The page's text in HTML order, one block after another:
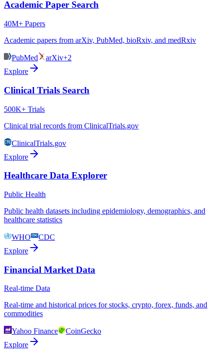
Academic Paper Search
40M+ Papers
Academic papers from arXiv, PubMed, bioRxiv, and medRxiv
PubMed arXiv+2
Explore
Clinical Trials Search
500K+ Trials
Clinical trial records from ClinicalTrials.gov
ClinicalTrials.gov
Explore
Healthcare Data Explorer
Public Health
Public health datasets including epidemiology, demographics, and
healthcare statistics
WHO
CDC
Explore
Financial Market Data
Real-time Data
Real-time and historical prices for stocks, crypto, forex, funds, and
commodities
Yahoo Finance
CoinGecko
Explore